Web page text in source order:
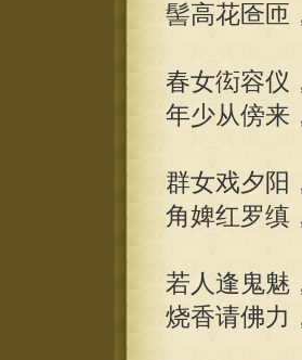
髻高花匼匝
春女衒容仪
年少从傍来
群女戏夕阳
角婢红罗缜
若人逢鬼魅
烧香请佛力